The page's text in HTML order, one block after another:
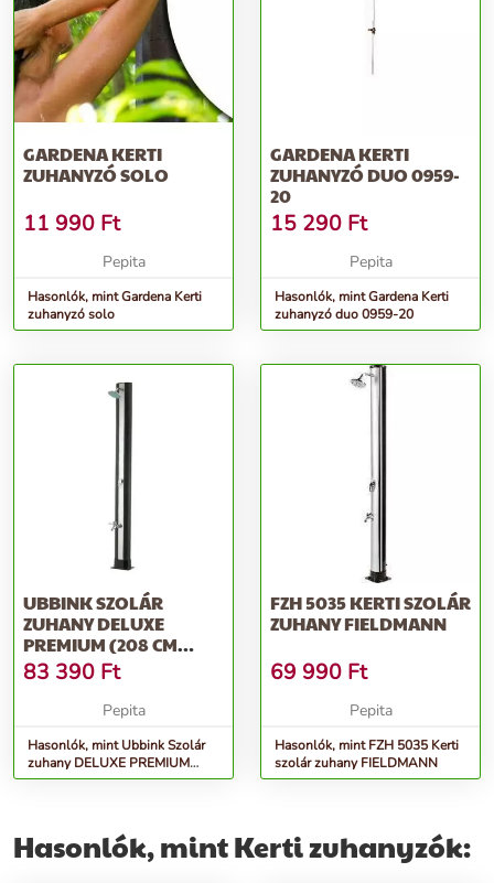
GARDENA KERTI
ZUHANYZÓ SOLO
11 990 Ft
Pepita
Hasonlók, mint Gardena Kerti
zuhanyzó solo
GARDENA KERTI
ZUHANYZÓ DUO 0959-
20
15 290 Ft
Pepita
Hasonlók, mint Gardena Kerti
zuhanyzó duo 0959-20
UBBINK SZOLÁR
ZUHANY DELUXE
PREMIUM (208 CM
MAGAS, 35 L
KAPACITÁS)
83 390 Ft
Pepita
Hasonlók, mint Ubbink Szolár
zuhany DELUXE PREMIUM
(208 cm magas, 35 l kapacitás)
FZH 5035 KERTI SZOLÁR
ZUHANY FIELDMANN
69 990 Ft
Pepita
Hasonlók, mint FZH 5035 Kerti
szolár zuhany FIELDMANN
Hasonlók, mint Kerti zuhanyzók: